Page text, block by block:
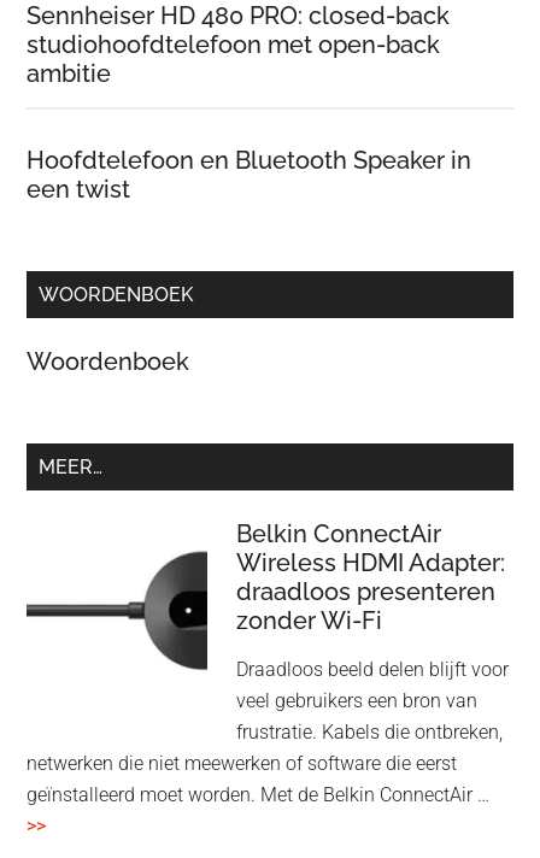
Sennheiser HD 480 PRO: closed-back
studiohoofdtelefoon met open-back
ambitie
Hoofdtelefoon en Bluetooth Speaker in
een twist
WOORDENBOEK
Woordenboek
MEER…
Belkin ConnectAir
Wireless HDMI Adapter:
draadloos presenteren
zonder Wi-Fi
Draadloos beeld delen blijft voor
veel gebruikers een bron van
frustratie. Kabels die ontbreken,
netwerken die niet meewerken of software die eerst
geïnstalleerd moet worden. Met de Belkin ConnectAir …
>>overBelkin